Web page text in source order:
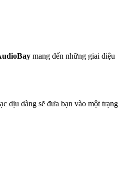
mang đến những giai điệu
dịu dàng sẽ đưa bạn vào một trạng